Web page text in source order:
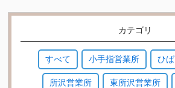
カテゴリ
すべて 小手指営業所 ひ
所沢営業所 東所沢営業所